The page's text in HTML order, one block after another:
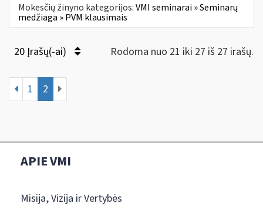
Mokesčių žinyno kategorijos:VMI seminarai » Seminarų
medžiaga » PVM klausimais
20 Įrašų(-ai) Rodoma nuo 21 iki 27 iš 27 irašų.
1 2
APIE VMI
Misija, Vizija ir Vertybės